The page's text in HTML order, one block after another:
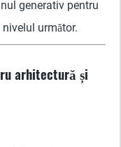
generativ pentru
următor.
arhitectură și